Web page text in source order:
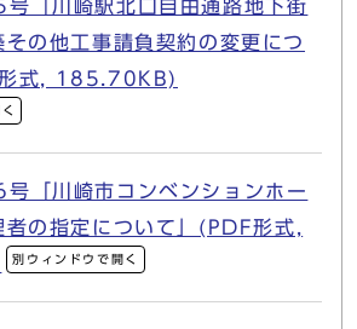
「川崎駅北口自由通路地下街
の他工事請負契約の変更につ
式, 185.70KB)
「川崎市コンベンションホー
者の指定について」(PDF形式,
別ウィンドウで開く